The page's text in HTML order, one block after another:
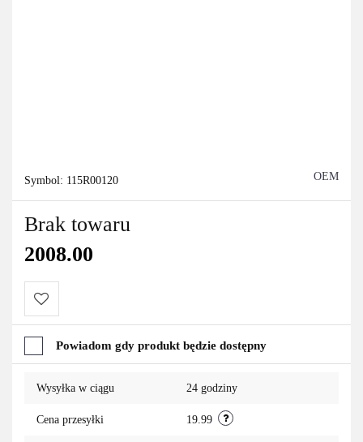
Symbol: 115R00120 OEM
Brak towaru
2008.00
Do
Powiadom gdy produkt będzie dostępny
Wysyłka w ciągu 24 godziny
Cena przesyłki 19.99